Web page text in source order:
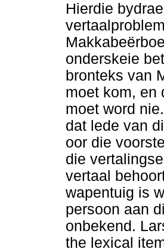
Hierdie
onderskeie
bronteks van
moet kom, en
moet word
dat lede van
oor die
die
vertaal
wapentuig is
persoon aan
onbekend.
the lexical